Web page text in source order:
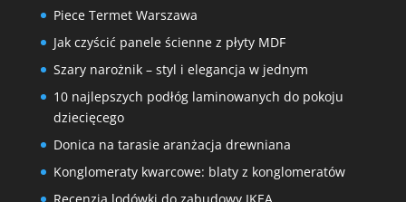
Piece Termet Warszawa
Jak czyścić panele ścienne z płyty MDF
Szary narożnik – styl i elegancja w jednym
10 najlepszych podłóg laminowanych do pokoju
dziecięcego
Donica na tarasie aranżacja drewniana
Konglomeraty kwarcowe: blaty z konglomeratów